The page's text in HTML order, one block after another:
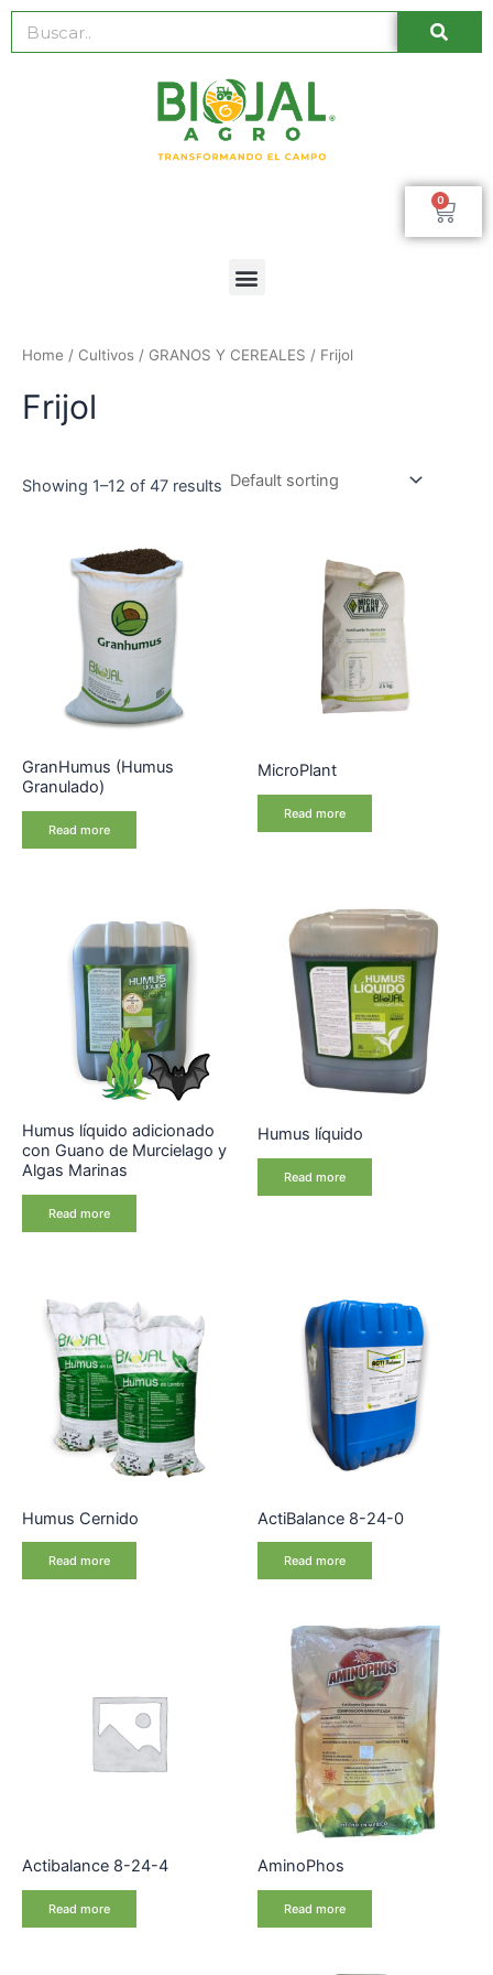
Buscar
0
Menú
Home / Cultivos / GRANOS Y CEREALES / Frijol
Frijol
Showing 1–12 of 47 results
GranHumus (Humus
Granulado)
Read more
MicroPlant
Read more
Humus líquido adicionado
con Guano de Murcielago y
Algas Marinas
Read more
Humus líquido
Read more
Humus Cernido
Read more
ActiBalance 8-24-0
Read more
Actibalance 8-24-4
Read more
AminoPhos
Read more